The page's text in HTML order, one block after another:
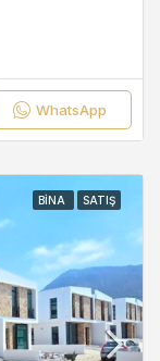
WhatsApp
BINA SATIŞ